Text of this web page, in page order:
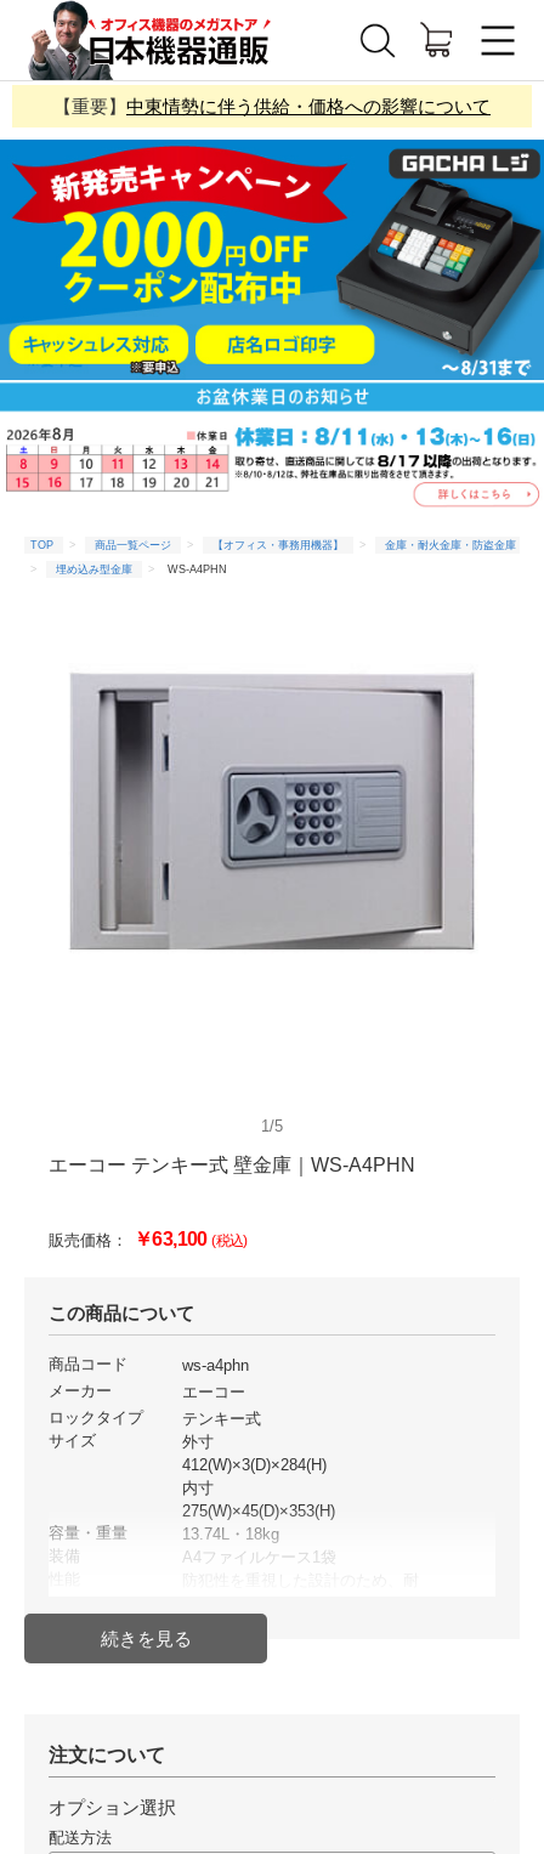
【重要】 中東情勢に伴う供給・価格への影響について
TOP 商品一覧ページ 【オフィス・事務用機器】
金庫・耐火金庫・防盗金庫
埋め込み型金庫
WS-A4PHN
商品一覧ページ 【オフィス・事務用機器】
エーコー(メーカー)
1/5
エーコー テンキー式 壁金庫｜WS-A4PHN
販売価格： ￥63,100(税込)
この商品について
商品コード
ws-a4phn
メーカー
エーコー
ロックタイプ
テンキー式
サイズ
外寸
412(W)×3(D)×284(H)
内寸
275(W)×45(D)×353(H)
容量・重量
13.74L・18kg
装備
A4ファイルケース1袋
具による
配送方法
発送日目安
注文について
オプション選択
配送方法